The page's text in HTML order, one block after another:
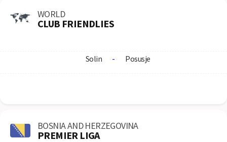
WORLD
CLUB FRIENDLIES
Solin - Posusje
BOSNIA AND HERZEGOVINA
PREMIER LIGA